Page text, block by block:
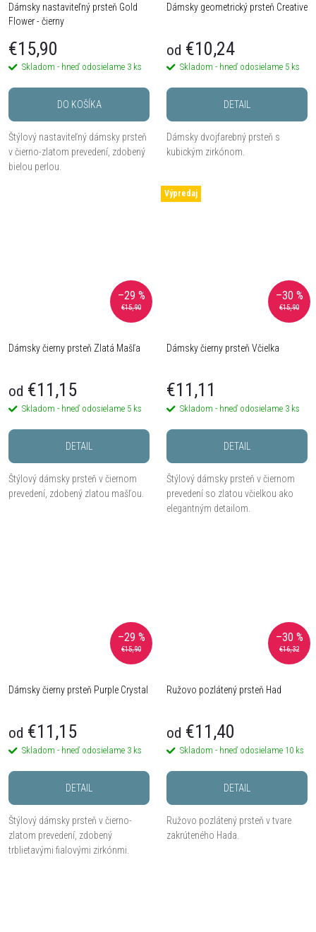
Dámsky nastaviteľný prsteň Gold
Flower - čierny
€15,90
Skladom - hneď odosielame 3 ks
DO KOŠÍKA
Štýlový nastaviteľný dámsky prsteň
v čierno-zlatom prevedení, zdobený
bielou perlou.
Dámsky geometrický prsteň Creative
od €10,24
Skladom - hneď odosielame 5 ks
DETAIL
Dámsky dvojfarebný prsteň s
kubickým zirkónom.
€15,90
–29 %
Dámsky čierny prsteň Zlatá Mašľa
od €11,15
Skladom - hneď odosielame 5 ks
DETAIL
Štýlový dámsky prsteň v čiernom
prevedení, zdobený zlatou mašľou.
Výpredaj
€15,90
–30 %
Dámsky čierny prsteň Včielka
€11,11
Skladom - hneď odosielame 3 ks
DETAIL
Štýlový dámsky prsteň v čiernom
prevedení so zlatou včielkou ako
elegantným detailom.
€15,90
–29 %
Dámsky čierny prsteň Purple Crystal
od €11,15
Skladom - hneď odosielame 3 ks
DETAIL
Štýlový dámsky prsteň v čierno-
zlatom prevedení, zdobený
trblietavými fialovými zirkónmi.
€16,32
–30 %
Ružovo pozlátený prsteň Had
od €11,40
Skladom - hneď odosielame 10 ks
DETAIL
Ružovo pozlátený prsteň v tvare
zakrúteného Hada.